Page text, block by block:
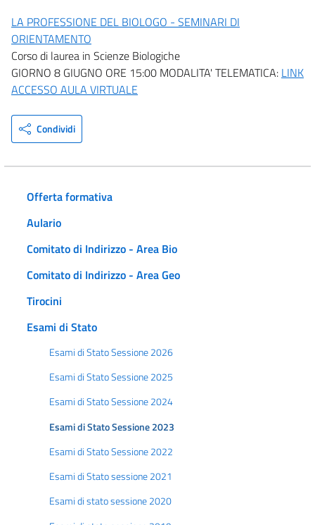
LA PROFESSIONE DEL BIOLOGO - SEMINARI DI
ORIENTAMENTO
Corso di laurea in Scienze Biologiche
GIORNO 8 GIUGNO ORE 15:00 MODALITA' TELEMATICA: LINK
ACCESSO AULA VIRTUALE
Condividi
Offerta formativa
Aulario
Comitato di Indirizzo - Area Bio
Comitato di Indirizzo - Area Geo
Tirocini
Esami di Stato
Esami di Stato Sessione 2026
Esami di Stato Sessione 2025
Esami di Stato Sessione 2024
Esami di Stato Sessione 2023
Esami di Stato Sessione 2022
Esami di Stato sessione 2021
Esami di stato sessione 2020